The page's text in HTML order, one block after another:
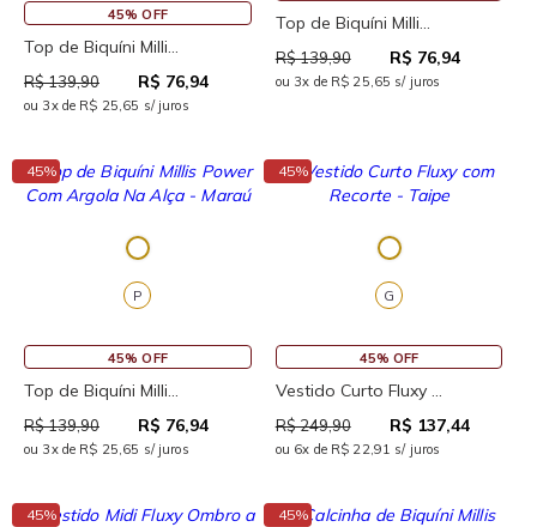
45% OFF
Top de Biquíni Milli...
R$ 139,90 R$ 76,94
ou 3x de R$ 25,65 s/ juros
Top de Biquíni Milli...
R$ 139,90 R$ 76,94
ou 3x de R$ 25,65 s/ juros
45%
P
45% OFF
Top de Biquíni Milli...
R$ 139,90 R$ 76,94
ou 3x de R$ 25,65 s/ juros
45%
G
45% OFF
Vestido Curto Fluxy ...
R$ 249,90 R$ 137,44
ou 6x de R$ 22,91 s/ juros
45% 45%